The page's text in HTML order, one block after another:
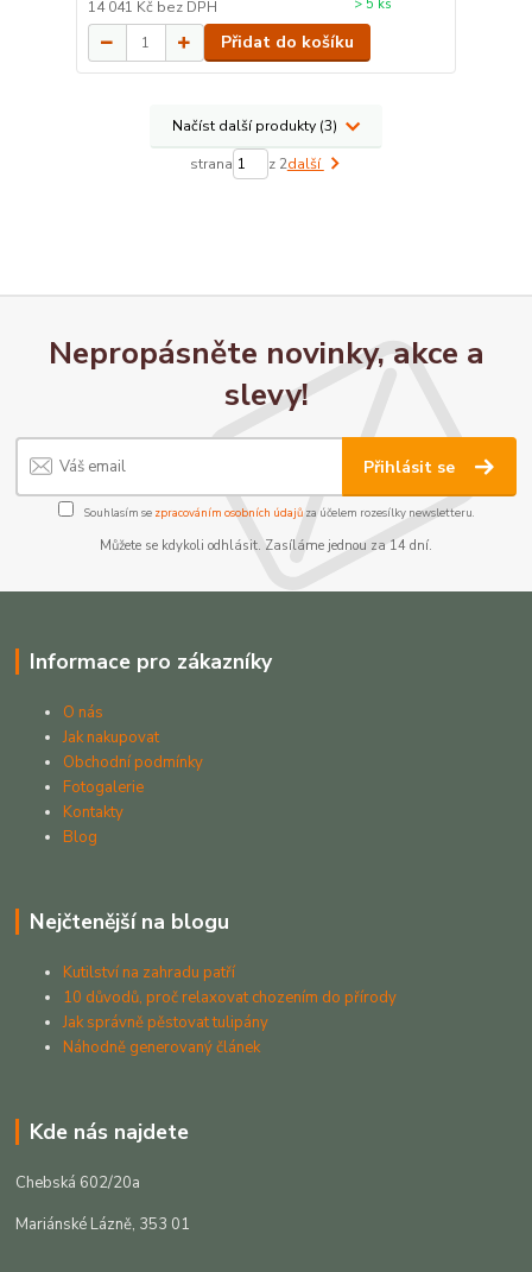
14 041 Kč bez DPH
> 5 ks
Přidat do košíku
Načíst další produkty (3)
strana z 2další
Nepropásněte novinky, akce a
slevy!
Přihlásit se
Souhlasím se zpracováním osobních údajůza účelem rozesílky newsletteru.
Můžete se kdykoli odhlásit. Zasíláme jednou za 14 dní.
Informace pro zákazníky
O nás
Jak nakupovat
Obchodní podmínky
Fotogalerie
Kontakty
Blog
Nejčtenější na blogu
Kutilství na zahradu patří
10 důvodů, proč relaxovat chozením do přírody
Jak správně pěstovat tulipány
Náhodně generovaný článek
Kde nás najdete
Chebská 602/20a
Mariánské Lázně, 353 01